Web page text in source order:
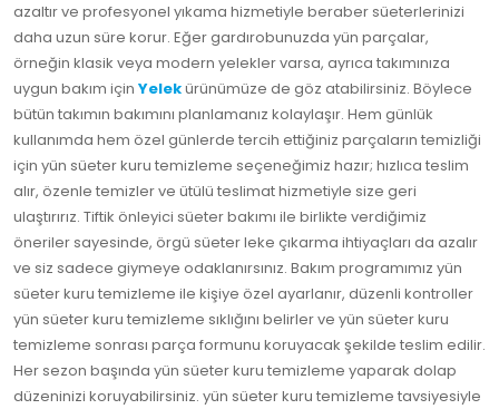
azaltır ve profesyonel yıkama hizmetiyle beraber süeterlerinizi
daha uzun süre korur. Eğer gardırobunuzda yün parçalar,
örneğin klasik veya modern yelekler varsa, ayrıca takımınıza
uygun bakım için Yelekürünümüze de göz atabilirsiniz. Böylece
bütün takımın bakımını planlamanız kolaylaşır. Hem günlük
kullanımda hem özel günlerde tercih ettiğiniz parçaların temizliği
için yün süeter kuru temizleme seçeneğimiz hazır; hızlıca teslim
alır, özenle temizler ve ütülü teslimat hizmetiyle size geri
ulaştırırız. Tiftik önleyici süeter bakımı ile birlikte verdiğimiz
öneriler sayesinde, örgü süeter leke çıkarma ihtiyaçları da azalır
ve siz sadece giymeye odaklanırsınız. Bakım programımız yün
süeter kuru temizleme ile kişiye özel ayarlanır, düzenli kontroller
yün süeter kuru temizleme sıklığını belirler ve yün süeter kuru
temizleme sonrası parça formunu koruyacak şekilde teslim edilir.
Her sezon başında yün süeter kuru temizleme yaparak dolap
düzeninizi koruyabilirsiniz. yün süeter kuru temizleme tavsiyesiyle